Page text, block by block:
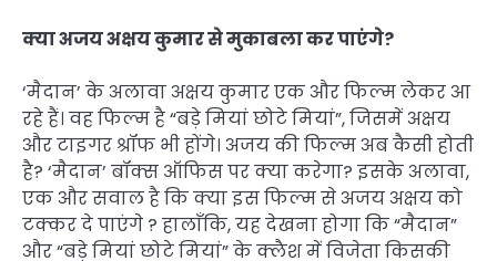
क्या अजय अक्षय कुमार से मुकाबला कर पाएंगे?
‘मैदान’ के अलावा अक्षय कुमार एक और फिल्म लेकर आ
रहे हैं। वह फिल्म है “बड़े मियां छोटे मियां”, जिसमें अक्षय
और टाइगर श्रॉफ भी होंगे। अजय की फिल्म अब कैसी होती
है? ‘मैदान’ बॉक्स ऑफिस पर क्या करेगा? इसके अलावा,
एक और सवाल है कि क्या इस फिल्म से अजय अक्षय को
टक्कर दे पाएंगे ? हालाँकि, यह देखना होगा कि “मैदान”
और “बड़े मियां छोटे मियां” के क्लैश में विजेता किसकी